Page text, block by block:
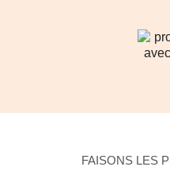
FAISONS LES